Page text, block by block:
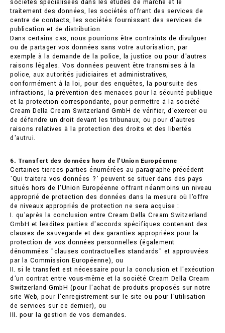
sociétés spécialisées dans les études de marché et le
traitement des données, les sociétés offrant des services de
centre de contacts, les sociétés fournissant des services de
publication et de distribution.
Dans certains cas, nous pourrions être contraints de divulguer
ou de partager vos données sans votre autorisation, par
exemple à la demande de la police, la justice ou pour d'autres
raisons légales. Vos données peuvent être transmises à la
police, aux autorités judiciaires et administratives,
conformément à la loi, pour des enquêtes, la poursuite des
infractions, la prévention des menaces pour la sécurité publique
et la protection correspondante, pour permettre à la société
Cream Della Cream Switzerland GmbH de vérifier, d'exercer ou
de défendre un droit devant les tribunaux, ou pour d'autres
raisons relatives à la protection des droits et des libertés
d'autrui.
6. Transfert des données hors de l'Union Européenne
Certaines tierces parties énumérées au paragraphe précédent
'Qui traitera vos données ?' peuvent se situer dans des pays
situés hors de l'Union Européenne offrant néanmoins un niveau
approprié de protection des données dans la mesure où l'offre
de niveaux appropriés de protection ne sera acquise :
I. qu'après la conclusion entre Cream Della Cream Switzerland
GmbH et lesdites parties d'accords spécifiques contenant des
clauses de sauvegarde et des garanties appropriées pour la
protection de vos données personnelles (également
dénommées "clauses contractuelles standards" et approuvées
par la Commission Européenne), ou
II. si le transfert est nécessaire pour la conclusion et l'exécution
d'un contrat entre vous-même et la société Cream Della Cream
Switzerland GmbH (pour l'achat de produits proposés sur notre
site Web, pour l'enregistrement sur le site ou pour l'utilisation
de services sur ce dernier), ou
III. pour la gestion de vos demandes.